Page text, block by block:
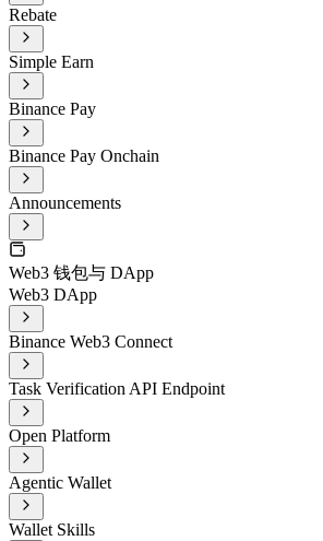
Rebate
Simple Earn
Binance Pay
Binance Pay Onchain
Announcements
Web3 钱包与 DApp
Web3 DApp
Binance Web3 Connect
Task Verification API Endpoint
Open Platform
Agentic Wallet
Wallet Skills